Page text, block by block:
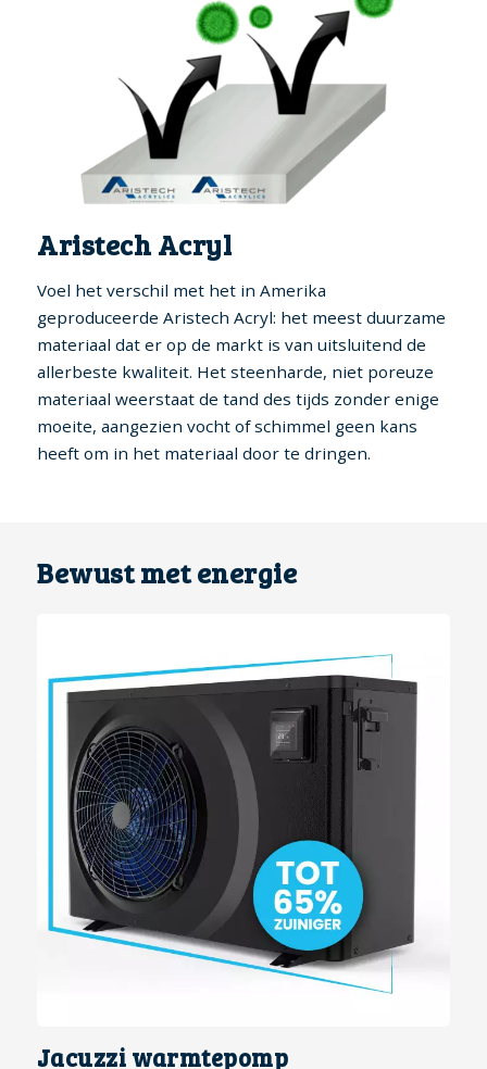
Aristech Acryl
Voel het verschil met het in Amerika
geproduceerde Aristech Acryl: het meest duurzame
materiaal dat er op de markt is van uitsluitend de
allerbeste kwaliteit. Het steenharde, niet poreuze
materiaal weerstaat de tand des tijds zonder enige
moeite, aangezien vocht of schimmel geen kans
heeft om in het materiaal door te dringen.
Bewust met energie
Jacuzzi warmtepomp